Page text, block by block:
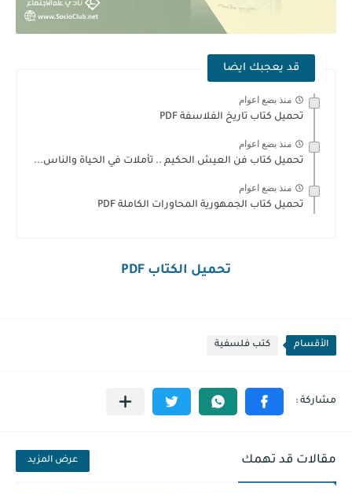
قد يعجبك ايضا
منذ بضع اعوام
تحميل كتاب تاريخ الفلاسفة PDF
منذ بضع اعوام
تحميل كتاب فن العيش الحكيم .. تأملات في الحياة والناس...
منذ بضع اعوام
تحميل كتاب الجمهورية المحاورات الكاملة PDF
تحميل الكتاب PDF
الأقسام كتب فلسفية
مقالات قد تهمك عرض المزيد